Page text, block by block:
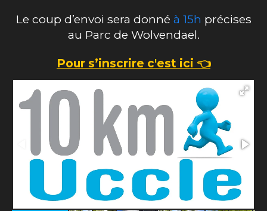
Le coup d’envoi sera donné à 15h précises
au Parc de Wolvendael.
Pour s’inscrire c'est ici 👈